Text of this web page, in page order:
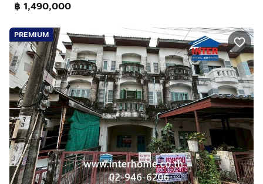
฿ 1,490,000
PREMIUM